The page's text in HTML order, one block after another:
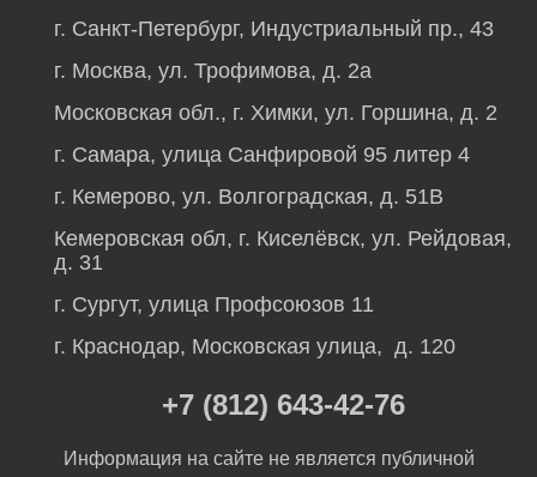
г. Санкт-Петербург, Индустриальный пр., 43
г. Москва, ул. Трофимова, д. 2а
Московская обл., г. Химки, ул. Горшина, д. 2
г. Самара, улица Санфировой 95 литер 4
г. Кемерово, ул. Волгоградская, д. 51В
Кемеровская обл, г. Киселёвск, ул. Рейдовая,
д. 31
г. Сургут, улица Профсоюзов 11
г. Краснодар, Московская улица, д. 120
+7 (812) 643-42-76
Информация на сайте не является публичной